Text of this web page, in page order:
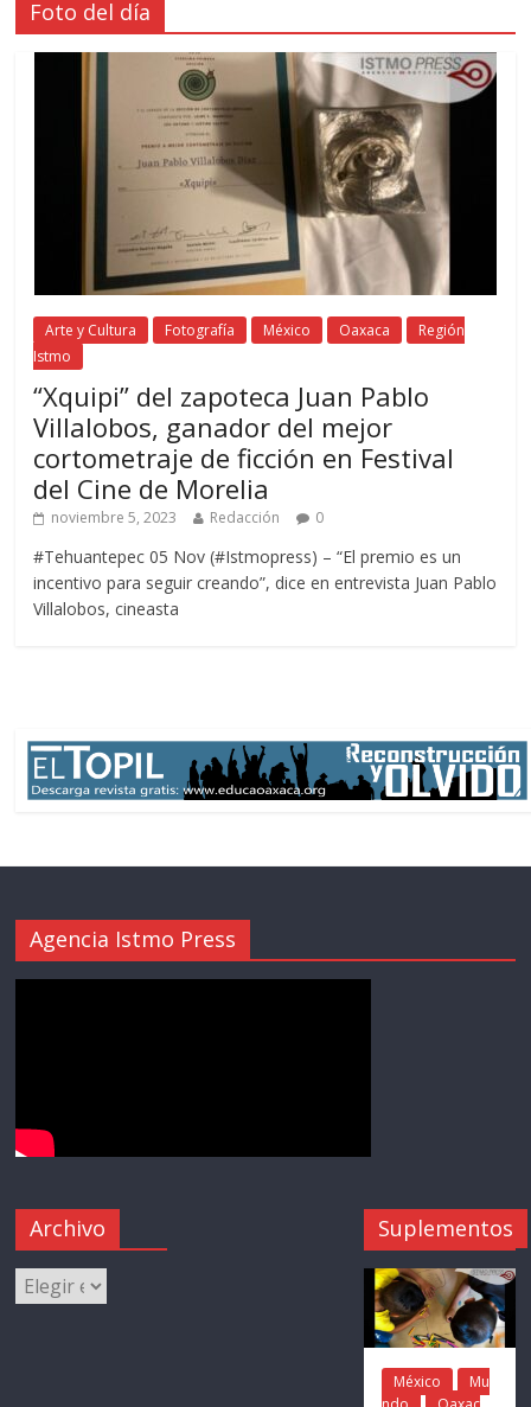
Foto del día
Arte y Cultura Fotografía México Oaxaca
Región
Istmo
“Xquipi” del zapoteca Juan Pablo
Villalobos, ganador del mejor
cortometraje de ficción en Festival
del Cine de Morelia
noviembre 5, 2023 Redacción 0
#Tehuantepec 05 Nov (#Istmopress) – “El premio es un
incentivo para seguir creando”, dice en entrevista Juan Pablo
Villalobos, cineasta
Agencia Istmo Press
Archivo Suplementos
México
Mu